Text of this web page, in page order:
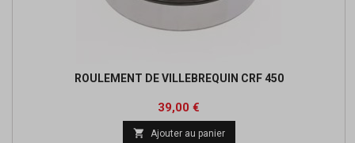
ROULEMENT DE VILLEBREQUIN CRF 450
Prix
39,00 €
 Ajouter au panier